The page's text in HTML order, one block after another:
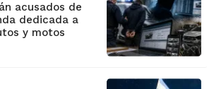
acusados de
dedicada a
y motos